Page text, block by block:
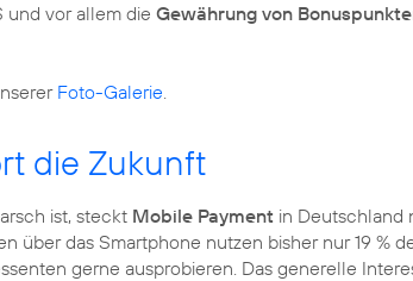
und vor allem die Gewährung von
Foto-Galerie.
die Zukunft
ist, steckt Mobile Payment in Deutschland
über das Smartphone nutzen bisher nur 19 %
gerne ausprobieren. Das generelle